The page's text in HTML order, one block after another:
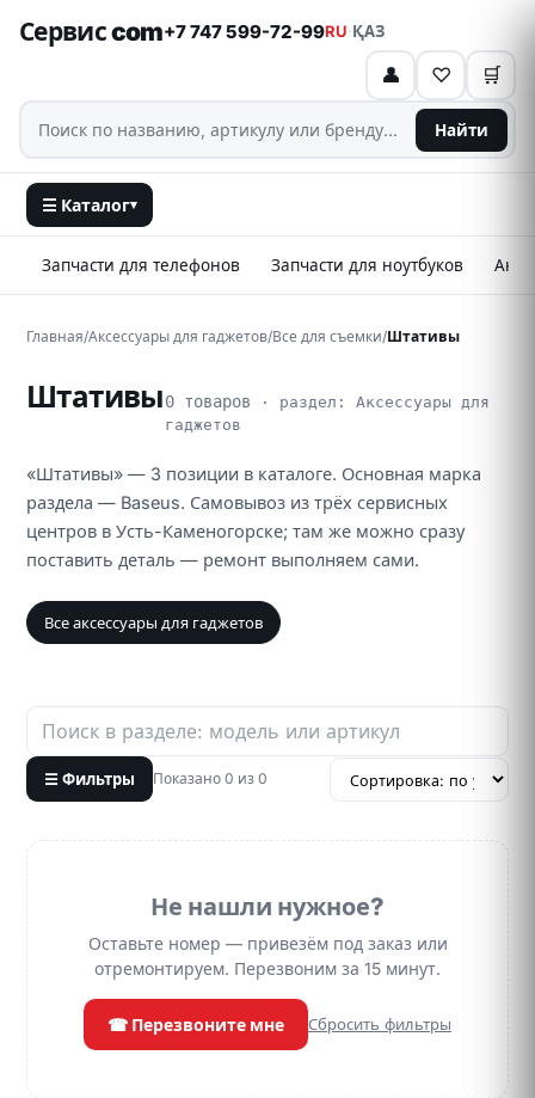
Сервис com
Найти
+7 747 599-72-99RU·ҚАЗ
👤 ♡ 🛒
☰ Каталог▾
Запчасти для телефонов Запчасти для ноутбуков
Главная/Аксессуары для гаджетов/Все для съемки/Штативы
Штативы0 товаров · раздел: Аксессуары для
гаджетов
«Штативы» — 3 позиции в каталоге. Основная марка
раздела — Baseus. Самовывоз из трёх сервисных
центров в Усть-Каменогорске; там же можно сразу
поставить деталь — ремонт выполняем сами.
Все аксессуары для гаджетов
☰ Фильтры Показано 0 из 0
Не нашли нужное?
Оставьте номер — привезём под заказ или
отремонтируем. Перезвоним за 15 минут.
☎ Перезвоните мне Сбросить фильтры